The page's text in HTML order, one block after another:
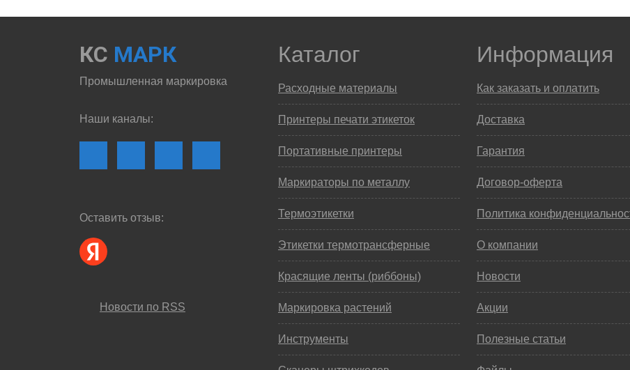
КС МАРК
Промышленная маркировка
Наши каналы:
Оставить отзыв:
Новости по RSS
Каталог
Расходные материалы
Принтеры печати этикеток
Портативные принтеры
Маркираторы по металлу
Термоэтикетки
Этикетки термотрансферные
Красящие ленты (риббоны)
Маркировка растений
Инструменты
Информация
Как заказать и оплатить
Доставка
Гарантия
Договор-оферта
Политика
О компании
Новости
Акции
Полезные статьи